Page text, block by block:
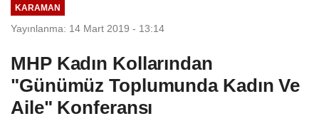
KARAMAN
Yayınlanma: 14 Mart 2019 - 13:14
MHP Kadın Kollarından
"Günümüz Toplumunda Kadın Ve
Aile" Konferansı